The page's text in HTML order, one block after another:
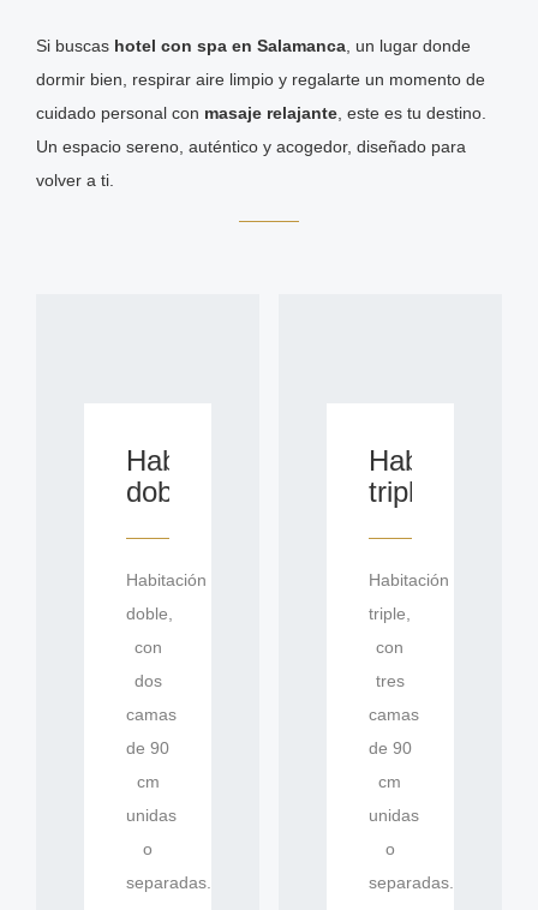
Si buscas hotel con spa en Salamanca, un lugar donde
dormir bien, respirar aire limpio y regalarte un momento de
cuidado personal con masaje relajante, este es tu destino.
Un espacio sereno, auténtico y acogedor, diseñado para
volver a ti.
Habitación
doble
Habitación
doble,
con
dos
camas
de 90
cm
unidas
o
separadas.
Habitación
triple
Habitación
triple,
con
tres
camas
de 90
cm
unidas
o
separadas.